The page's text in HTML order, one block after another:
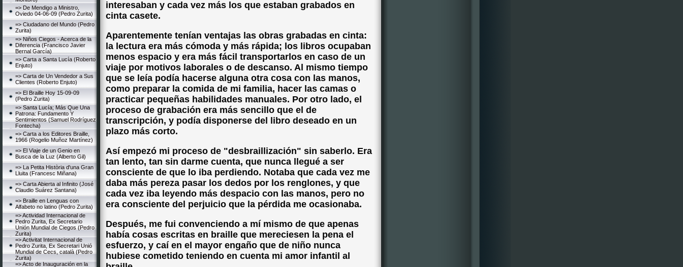
=> De Mendigo a Ministro,
Oviedo 04-06-09 (Pedro Zurita)
=> Ciudadano del Mundo (Pedro
Zurita)
=> Niños Ciegos - Acerca de la
Diferencia (Francisco Javier
Bernal García)
=> Carta a Santa Lucía (Roberto
Enjuto)
=> Carta de Un Vendedor a Sus
Clientes (Roberto Enjuto)
=> El Braille Hoy 15-09-09
(Pedro Zurita)
=> Santa Lucía; Más Que Una
Patrona: Fundamento Y
Sentimientos (Samuel Rodríguez
Fontecha)
=> Carta a los Editores Braille,
1966 (Rogelio Muñoz Martínez)
=> El Viaje de un Genio en
Busca de la Luz (Alberto Gil)
=> La Petita Història d'una Gran
Lluita (Francesc Miñana)
=> Carta Abierta al Infinito (José
Claudio Suárez Santana)
=> Braille en Lenguas con
Alfabeto no latino (Pedro Zurita)
=> Actividad Internacional de
Pedro Zurita, Ex Secretario
Unión Mundial de Ciegos (Pedro
Zurita)
=> Activitat Internacional de
Pedro Zurita, Ex Secretari Unió
Mundial de Cecs, català (Pedro
Zurita)
=> Acto de Inauguración en la
interesaban y cada vez más los que estaban grabados en
cinta casete.
Aparentemente tenían ventajas las obras grabadas en cinta:
la lectura era más cómoda y más rápida; los libros ocupaban
menos espacio y era más fácil transportarlos en caso de un
viaje por motivos laborales o de descanso. Al mismo tiempo
que se leía podía hacerse alguna otra cosa con las manos,
como preparar la comida de mi familia, hacer las camas o
practicar pequeñas habilidades manuales. Por otro lado, el
proceso de grabación era más sencillo que el de
transcripción, y podía disponerse del libro deseado en un
plazo más corto.
Así empezó mi proceso de "desbraillización" sin saberlo. Era
tan lento, tan sin darme cuenta, que nunca llegué a ser
consciente de que lo iba perdiendo. Notaba que cada vez me
daba más pereza pasar los dedos por los renglones, y que
cada vez iba leyendo más despacio con las manos, pero no
era consciente del perjuicio que la pérdida me ocasionaba.
Después, me fui convenciendo a mí mismo de que apenas
había cosas escritas en braille que mereciesen la pena el
esfuerzo, y caí en el mayor engaño que de niño nunca
hubiese cometido teniendo en cuenta mi amor infantil al